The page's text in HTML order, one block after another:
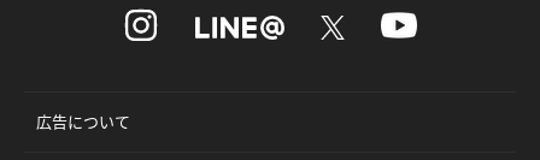
広告について